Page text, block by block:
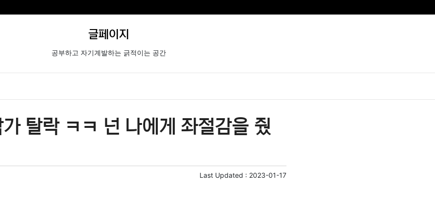
글페이지
공부하고 자기계발하는 긁적이는 공간
탈락 ㅋㅋ 넌 나에게 좌절감을 줬
Last Updated : 2023-01-17